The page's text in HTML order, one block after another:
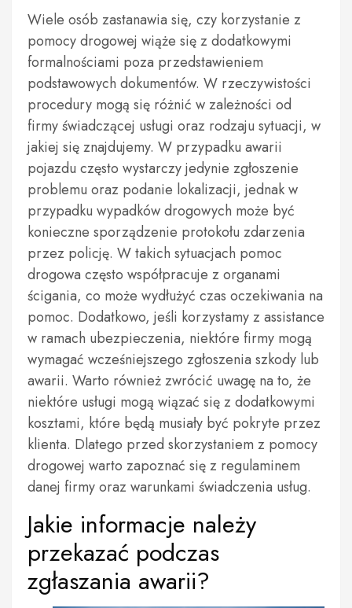
Wiele osób zastanawia się, czy korzystanie z
pomocy drogowej wiąże się z dodatkowymi
formalnościami poza przedstawieniem
podstawowych dokumentów. W rzeczywistości
procedury mogą się różnić w zależności od
firmy świadczącej usługi oraz rodzaju sytuacji, w
jakiej się znajdujemy. W przypadku awarii
pojazdu często wystarczy jedynie zgłoszenie
problemu oraz podanie lokalizacji, jednak w
przypadku wypadków drogowych może być
konieczne sporządzenie protokołu zdarzenia
przez policję. W takich sytuacjach pomoc
drogowa często współpracuje z organami
ścigania, co może wydłużyć czas oczekiwania na
pomoc. Dodatkowo, jeśli korzystamy z assistance
w ramach ubezpieczenia, niektóre firmy mogą
wymagać wcześniejszego zgłoszenia szkody lub
awarii. Warto również zwrócić uwagę na to, że
niektóre usługi mogą wiązać się z dodatkowymi
kosztami, które będą musiały być pokryte przez
klienta. Dlatego przed skorzystaniem z pomocy
drogowej warto zapoznać się z regulaminem
danej firmy oraz warunkami świadczenia usług.
Jakie informacje należy
przekazać podczas
zgłaszania awarii?